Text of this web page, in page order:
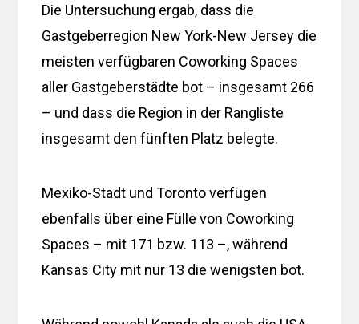
Die Untersuchung ergab, dass die
Gastgeberregion New York-New Jersey die
meisten verfügbaren Coworking Spaces
aller Gastgeberstädte bot – insgesamt 266
– und dass die Region in der Rangliste
insgesamt den fünften Platz belegte.
Mexiko-Stadt und Toronto verfügen
ebenfalls über eine Fülle von Coworking
Spaces – mit 171 bzw. 113 –, während
Kansas City mit nur 13 die wenigsten bot.